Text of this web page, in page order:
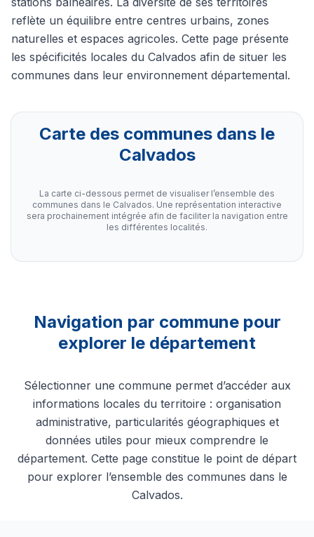
reflète un équilibre entre centres urbains, zones
naturelles et espaces agricoles. Cette page présente
les spécificités locales du Calvados afin de situer les
communes dans leur environnement départemental.
Carte des communes dans le
Calvados
La carte ci-dessous permet de visualiser l’ensemble des
communes dans le Calvados. Une représentation interactive
sera prochainement intégrée afin de faciliter la navigation entre
les différentes localités.
Navigation par commune pour
explorer le département
Sélectionner une commune permet d’accéder aux
informations locales du territoire : organisation
administrative, particularités géographiques et
données utiles pour mieux comprendre le
département. Cette page constitue le point de départ
pour explorer l’ensemble des communes dans le
Calvados.